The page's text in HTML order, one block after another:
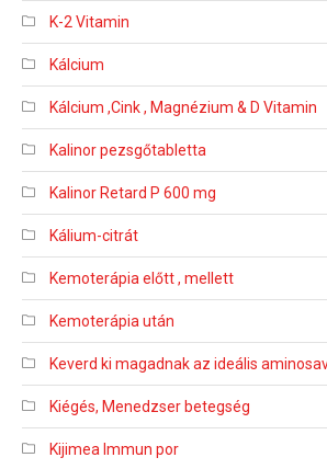
K-2 Vitamin
Kálcium
Kálcium ,Cink , Magnézium & D Vitamin
Kalinor pezsgőtabletta
Kalinor Retard P 600 mg
Kálium-citrát
Kemoterápia előtt , mellett
Kemoterápia után
Keverd ki magadnak az ideális
Kiégés, Menedzser betegség
Kijimea Immun por